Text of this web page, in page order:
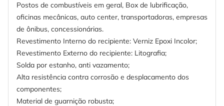
Postos de combustíveis em geral, Box de lubrificação,
oficinas mecânicas, auto center, transportadoras, empresas
de ônibus, concessionárias.
Revestimento Interno do recipiente: Verniz Epoxi Incolor;
Revestimento Externo do recipiente: Litografia;
Solda por estanho, anti vazamento;
Alta resistência contra corrosão e desplacamento dos
componentes;
Material de guarnição robusta;